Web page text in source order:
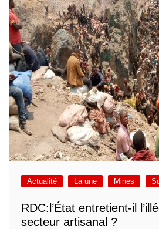
Actualité La une Mines
RDC:l’État entretient-il
secteur artisanal ?